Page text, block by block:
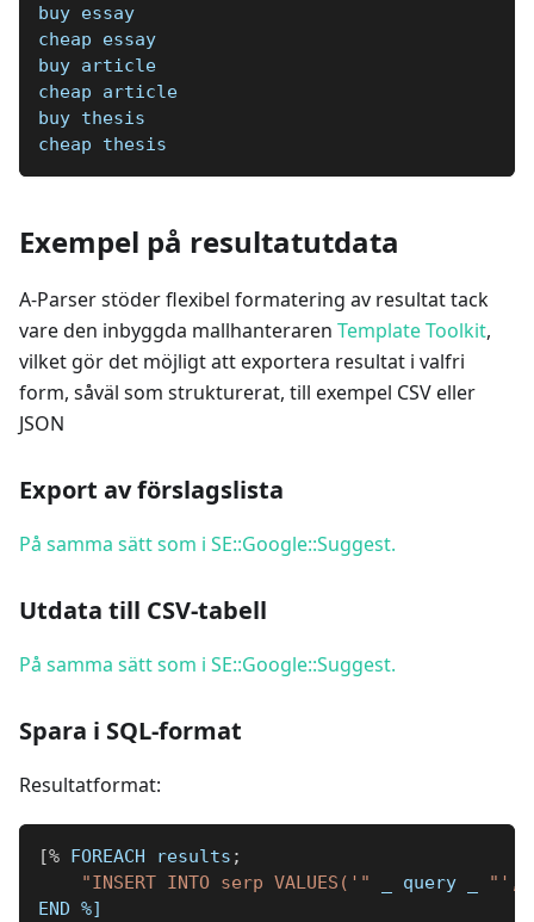
buy essay
cheap essay
buy article
cheap article
buy thesis
cheap thesis
Exempel på resultatutdata
A-Parser stöder flexibel formatering av resultat tack
vare den inbyggda mallhanteraren Template Toolkit,
vilket gör det möjligt att exportera resultat i valfri
form, såväl som strukturerat, till exempel CSV eller
JSON
Export av förslagslista
På samma sätt som i SE::Google::Suggest.
Utdata till CSV-tabell
På samma sätt som i SE::Google::Suggest.
Spara i SQL-format
Resultatformat:
[% FOREACH results ;
"INSERT INTO serp VALUES('"
query
"',
END %]